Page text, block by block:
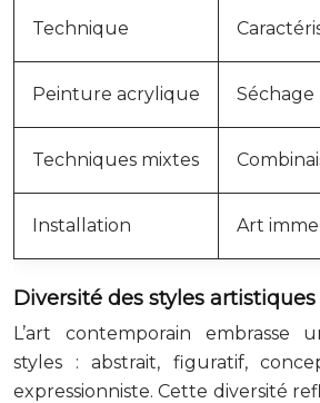
Technique
Peinture acrylique Séchage
Techniques mixtes
Installation Art
Diversité des styles artistiques
L’art contemporain embrasse
styles : abstrait, figuratif,
expressionniste. Cette diversité